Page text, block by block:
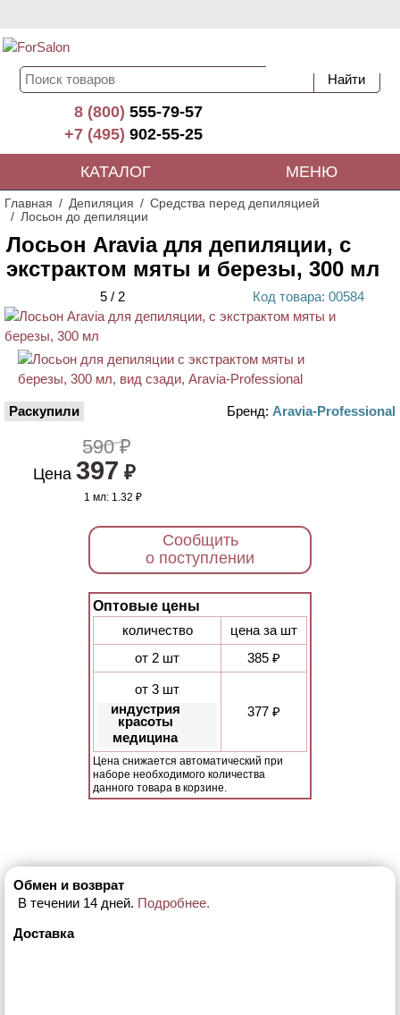
8 (800)555-79-57
+7 (495)902-55-25
КАТАЛОГ МЕНЮ
Главная Депиляция
Средства перед депиляцией
Лосьон до депиляции
Лосьон Aravia для депиляции, с
экстрактом мяты и березы, 300 мл
5 / 2 Код товара: 00584
Раскупили Бренд: Aravia-Professional
590 ₽
Цена 397 ₽
1 мл:1.32 ₽
Сообщить
о поступлении
Оптовые цены
количество
цена за шт
от 2 шт
385 ₽
от 3 шт
индустрия
красоты
медицина
377 ₽
Цена снижается автоматический при
наборе необходимого количества
данного товара в корзине.
Обмен и возврат
В течении 14 дней. Подробнее.
Доставка